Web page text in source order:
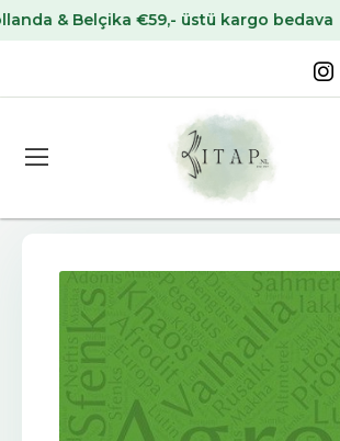
& Belçika €59,- üstü kargo bedava